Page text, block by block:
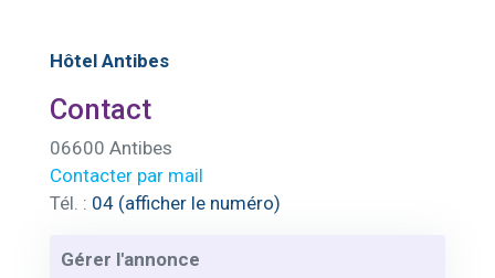
Hôtel Antibes
Contact
06600 Antibes
Contacter par mail
Tél. : 04 (afficher le numéro)
Gérer l'annonce